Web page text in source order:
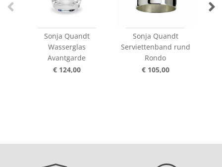
Sonja Quandt
Wasserglas
Avantgarde
€ 124,00
Sonja Quandt
Serviettenband rund
Rondo
€ 105,00